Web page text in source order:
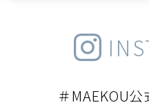
＃MAEKOU